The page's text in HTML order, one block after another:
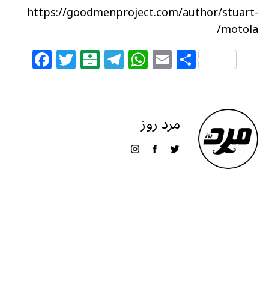
https://goodmenproject.com/author/stuart-
motola/
F
a T
w B
al T
el
ra
m
W
h
s
A
p
E
m
l
S
h
e مرد روز